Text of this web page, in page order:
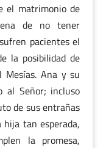
el matrimonio de
de no tener
pacientes el
la posibilidad de
Mesías. Ana y su
al Señor; incluso
de sus entrañas
tan esperada,
la promesa,